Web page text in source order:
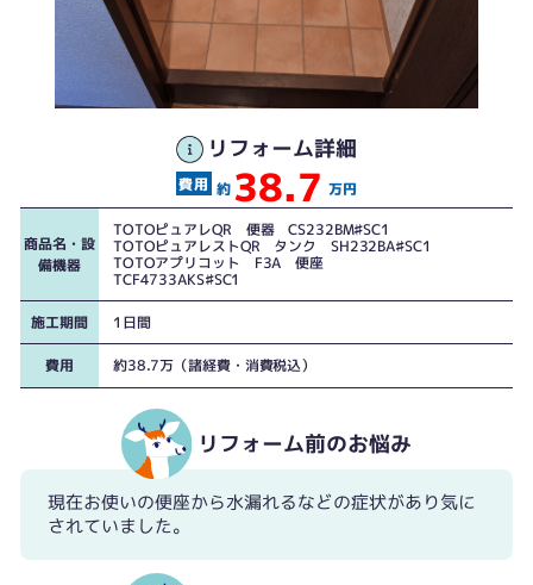
リフォーム詳細
約 38.7 万円
商品名・設
備機器
TOTOピュアレQR 便器 CS232BM♯SC1
TOTOピュアレストQR タンク SH232BA♯SC1
TOTOアプリコット F3A 便座
TCF4733AKS♯SC1
施工期間 1日間
費用 約38.7万（諸経費・消費税込）
リフォーム前のお悩み
現在お使いの便座から水漏れるなどの症状があり気に
されていました。